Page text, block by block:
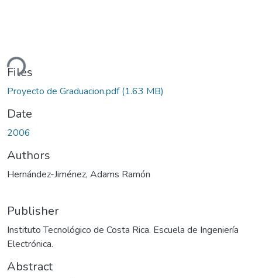
Files
Proyecto de Graduacion.pdf(1.63 MB)
Date
2006
Authors
Hernández-Jiménez, Adams Ramón
Publisher
Instituto Tecnológico de Costa Rica. Escuela de Ingeniería
Electrónica.
Abstract